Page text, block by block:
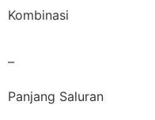
Kombinasi
–
Panjang Saluran